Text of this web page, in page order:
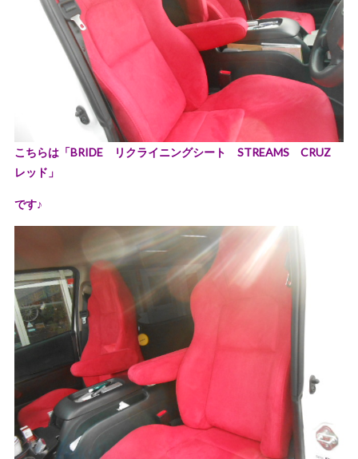
こちらは「BRIDE リクライニングシート STREAMS CRUZ
レッド」
です♪